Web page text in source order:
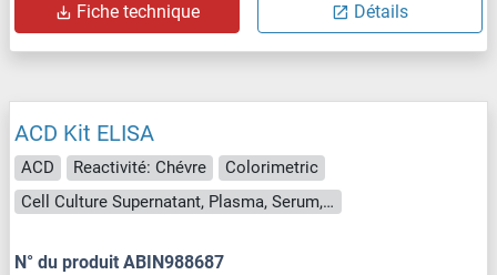
Fiche technique Détails
ACD Kit ELISA
ACD Reactivité: Chévre
Colorimetric
Cell Culture Supernatant, Plasma, Serum, Tissue Homogenate
N° du produit ABIN988687